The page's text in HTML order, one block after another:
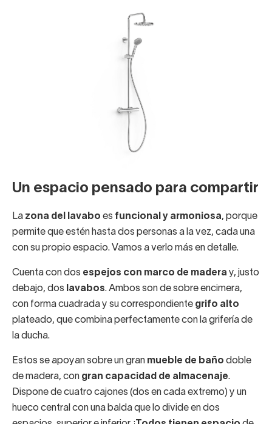
Un espacio pensado para compartir
La zona del lavabo es funcional y armoniosa, porque
permite que estén hasta dos personas a la vez, cada una
con su propio espacio. Vamos a verlo más en detalle.
Cuenta con dos espejos con marco de madera y, justo
debajo, dos lavabos. Ambos son de sobre encimera,
con forma cuadrada y su correspondiente grifo alto
plateado, que combina perfectamente con la grifería de
la ducha.
Estos se apoyan sobre un gran mueble de baño doble
de madera, con gran capacidad de almacenaje.
Dispone de cuatro cajones (dos en cada extremo) y un
hueco central con una balda que lo divide en dos